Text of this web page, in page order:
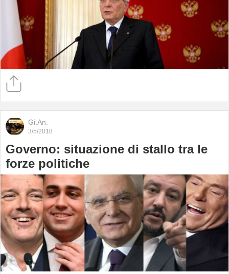
Gi.An.
3/5/2018
Governo: situazione di stallo tra le
forze politiche